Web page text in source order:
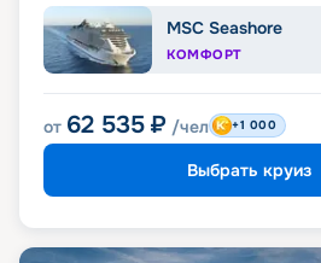
MSC Seashore
КОМФОРТ
от 62 535 ₽ /чел +1 000
Выбрать круиз